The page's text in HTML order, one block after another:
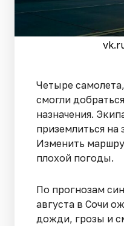
Четыре
смогли
назначения.
приземлиться на
Изменить
плохой погоды.
По прогнозам
августа в Сочи
дожди, грозы и